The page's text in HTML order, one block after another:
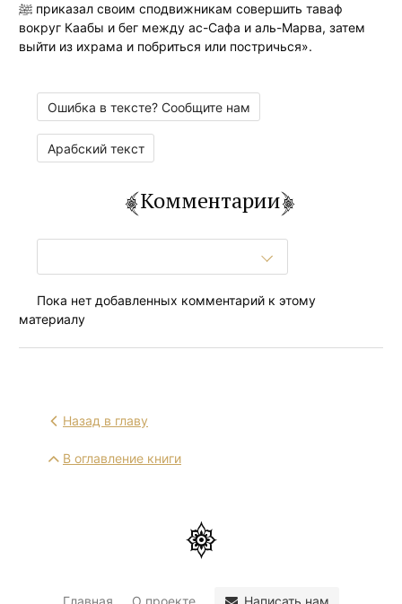
ﷺ приказал своим сподвижникам совершить таваф
вокруг Каабы и бег между ас-Сафа и аль-Марва, затем
выйти из ихрама и побриться или постричься».
Ошибка в тексте? Сообщите нам
Арабский текст
Комментарии
Пока нет добавленных комментарий к этому
материалу
Назад в главу
В оглавление книги